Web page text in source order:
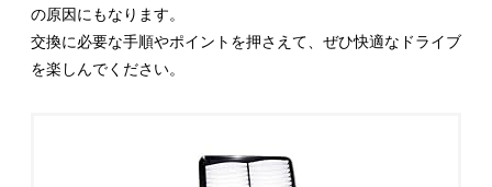
の原因にもなります。
交換に必要な手順やポイントを押さえて、ぜひ快適なドライブ
を楽しんでください。